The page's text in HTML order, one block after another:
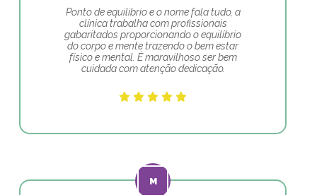
Ponto de equilibrio e o nome fala tudo, a
clínica trabalha com profissionais
gabaritados proporcionando o equilíbrio
do corpo e mente trazendo o bem estar
físico e mental. É maravilhoso ser bem
cuidada com atenção dedicação.